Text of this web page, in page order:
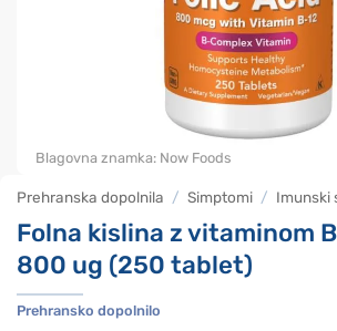
Prehranska dopolnila / Simptomi / Imunski
Folna kislina z vitaminom
800 ug (250 tablet)
Prehransko dopolnilo
Blagovna znamka: Now Foods